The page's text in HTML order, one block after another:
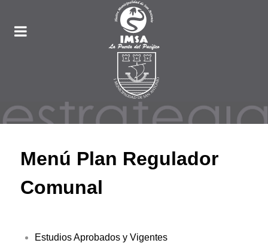
Menú Plan Regulador
Comunal
Estudios Aprobados y Vigentes